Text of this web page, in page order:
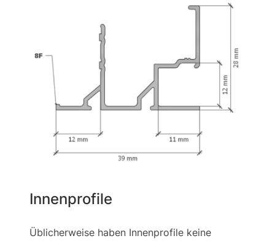
Innenprofile
Üblicherweise haben Innenprofile keine